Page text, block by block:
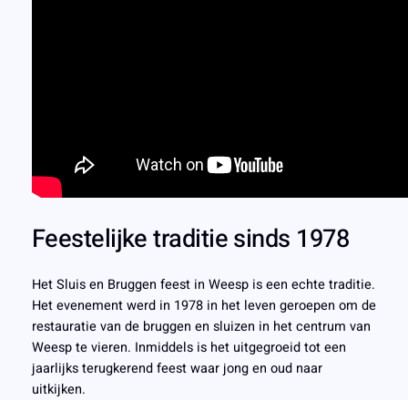
Feestelijke traditie sinds 1978
Het Sluis en Bruggen feest in Weesp is een echte traditie.
Het evenement werd in 1978 in het leven geroepen om de
restauratie van de bruggen en sluizen in het centrum van
Weesp te vieren. Inmiddels is het uitgegroeid tot een
jaarlijks terugkerend feest waar jong en oud naar
uitkijken.